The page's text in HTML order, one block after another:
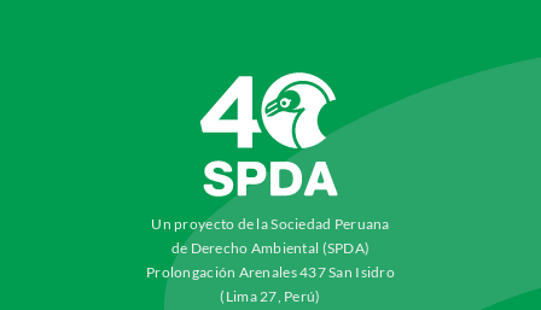
Un proyecto de la Sociedad Peruana
de Derecho Ambiental (SPDA)
Prolongación Arenales 437 San Isidro
(Lima 27, Perú)